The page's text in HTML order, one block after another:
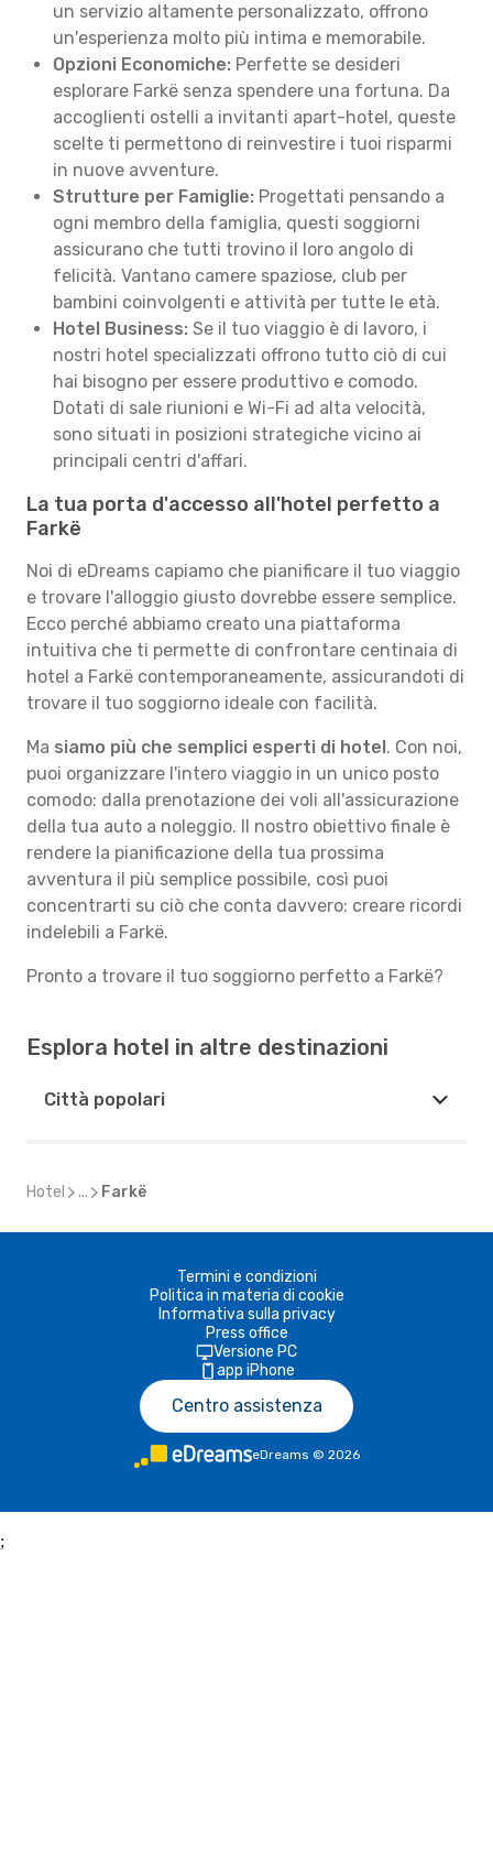
un servizio altamente personalizzato, offrono
un'esperienza molto più intima e memorabile.
Opzioni Economiche: Perfette se desideri
esplorare Farkë senza spendere una fortuna. Da
accoglienti ostelli a invitanti apart-hotel, queste
scelte ti permettono di reinvestire i tuoi risparmi
in nuove avventure.
Strutture per Famiglie: Progettati pensando a
ogni membro della famiglia, questi soggiorni
assicurano che tutti trovino il loro angolo di
felicità. Vantano camere spaziose, club per
bambini coinvolgenti e attività per tutte le età.
Hotel Business: Se il tuo viaggio è di lavoro, i
nostri hotel specializzati offrono tutto ciò di cui
hai bisogno per essere produttivo e comodo.
Dotati di sale riunioni e Wi-Fi ad alta velocità,
sono situati in posizioni strategiche vicino ai
principali centri d'affari.
La tua porta d'accesso all'hotel perfetto a
Farkë
Noi di eDreams capiamo che pianificare il tuo viaggio
e trovare l'alloggio giusto dovrebbe essere semplice.
Ecco perché abbiamo creato una piattaforma
intuitiva che ti permette di confrontare centinaia di
hotel a Farkë contemporaneamente, assicurandoti di
trovare il tuo soggiorno ideale con facilità.
Ma siamo più che semplici esperti di hotel. Con noi,
puoi organizzare l'intero viaggio in un unico posto
comodo: dalla prenotazione dei voli all'assicurazione
della tua auto a noleggio. Il nostro obiettivo finale è
rendere la pianificazione della tua prossima
avventura il più semplice possibile, così puoi
concentrarti su ciò che conta davvero: creare ricordi
indelebili a Farkë.
Pronto a trovare il tuo soggiorno perfetto a Farkë?
Esplora hotel in altre destinazioni
Città popolari
Hotel ... Farkë
Termini e condizioni
Politica in materia di cookie
Informativa sulla privacy
Press office
Versione PC
app iPhone
Centro assistenza
eDreams © 2026
;